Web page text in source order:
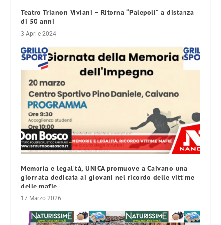
Teatro Trianon Viviani – Ritorna “Palepoli” a distanza
di 50 anni
3 Aprile 2024
Memoria e legalità, UNICA promuove a Caivano una
giornata dedicata ai giovani nel ricordo delle vittime
delle mafie
17 Marzo 2026